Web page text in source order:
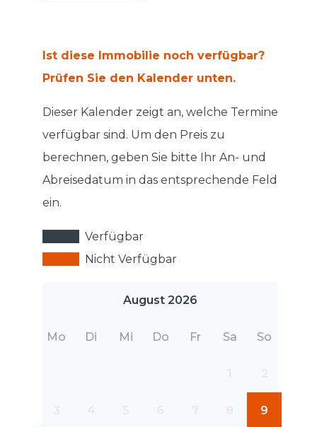
Ist diese Immobilie noch verfügbar?
Prüfen Sie den Kalender unten.
Dieser Kalender zeigt an, welche Termine
verfügbar sind. Um den Preis zu
berechnen, geben Sie bitte Ihr An- und
Abreisedatum in das entsprechende Feld
ein.
Verfügbar
Nicht Verfügbar
August 2026
Mo Di Mi Do Fr Sa So
9